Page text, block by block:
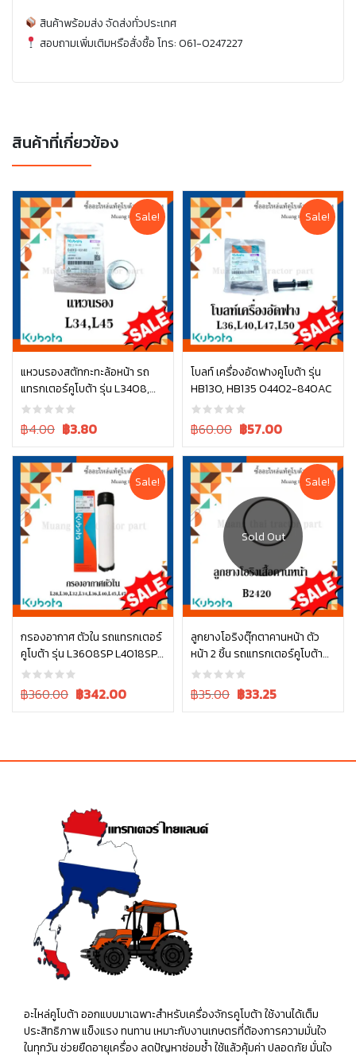
สินค้าพร้อมส่ง จัดส่งทั่วประเทศ
สอบถามเพิ่มเติมหรือสั่งซื้อ โทร: 061-0247227
สินค้าที่เกี่ยวข้อง
Sale!
แหวนรองสตัทกะทะล้อหน้า รถ
แทรกเตอร์คูโบต้า รุ่น L3408,
L4508 04013-60140
Original
was:
฿4.00.
฿4.00 Current
is:
฿4.00.
฿3.80
หยิบใส่ตะกร้า
Sale!
โบลท์ เครื่องอัดฟางคูโบต้า รุ่น
HB130, HB135 04402-840AC
Original
was:
฿60.00.
฿60.00 Current
is:
฿60.00.
฿57.00
หยิบใส่ตะกร้า
Sale!
กรองอากาศ ตัวใน รถแทรกเตอร์
คูโบต้า รุ่น L3608SP L4018SP
L4708SP W9501-31090B
Original
฿360.00 Current
฿342.00
หยิบใส่ตะกร้า
Sale!
ลูกยางโอริงตุ๊กตาคานหน้า ตัว
หน้า 2 ชิ้น รถแทรกเตอร์คูโบต้า
รุ่น L3608, L4018, L4708,
L5018 tc402-13680 = 2
Original
฿35.00 Current
฿33.25
อ่านเพิ่ม
อะไหล่คูโบต้า ออกแบบมาเฉพาะสำหรับเครื่องจักรคูโบต้า ใช้งานได้เต็ม
ประสิทธิภาพ แข็งแรง ทนทาน เหมาะกับงานเกษตรที่ต้องการความมั่นใจ
ในทุกวัน ช่วยยืดอายุเครื่อง ลดปัญหาซ่อมซ้ำ ใช้แล้วคุ้มค่า ปลอดภัย มั่นใจ